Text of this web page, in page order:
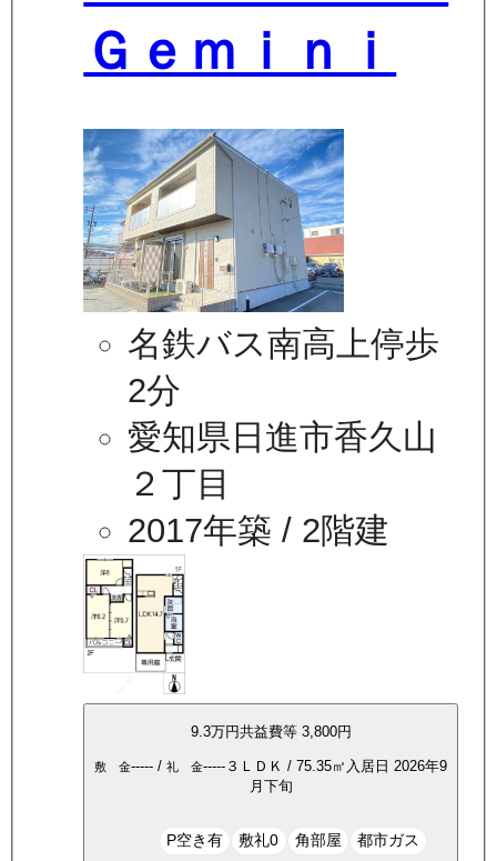
Ｇｅｍｉｎｉ
名鉄バス南高上停歩
2分
愛知県日進市香久山
２丁目
2017年築 / 2階建
9.3万円共益費等 3,800円
敷 金----- / 礼 金----- ３ＬＤＫ / 75.35㎡ 入居日 2026年9
月下旬
P空き有 敷礼0 角部屋 都市ガス